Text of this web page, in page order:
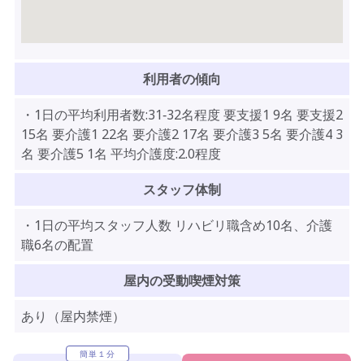
利用者の傾向
・1日の平均利用者数:31‐32名程度 要支援1 9名 要支援2
15名 要介護1 22名 要介護2 17名 要介護3 5名 要介護4 3
名 要介護5 1名 平均介護度:2.0程度
スタッフ体制
・1日の平均スタッフ人数 リハビリ職含め10名、介護
職6名の配置
屋内の受動喫煙対策
あり（屋内禁煙）
簡単１分